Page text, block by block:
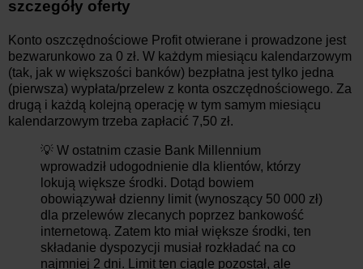
szczegóły oferty
Konto oszczędnościowe Profit otwierane i prowadzone jest
bezwarunkowo za 0 zł. W każdym miesiącu kalendarzowym
(tak, jak w większości banków) bezpłatna jest tylko jedna
(pierwsza) wypłata/przelew z konta oszczędnościowego. Za
drugą i każdą kolejną operację w tym samym miesiącu
kalendarzowym trzeba zapłacić 7,50 zł.
💡 W ostatnim czasie Bank Millennium
wprowadził udogodnienie dla klientów, którzy
lokują większe środki. Dotąd bowiem
obowiązywał dzienny limit (wynoszący 50 000 zł)
dla przelewów zlecanych poprzez bankowość
internetową. Zatem kto miał większe środki, ten
składanie dyspozycji musiał rozkładać na co
najmniej 2 dni. Limit ten ciągle pozostał, ale